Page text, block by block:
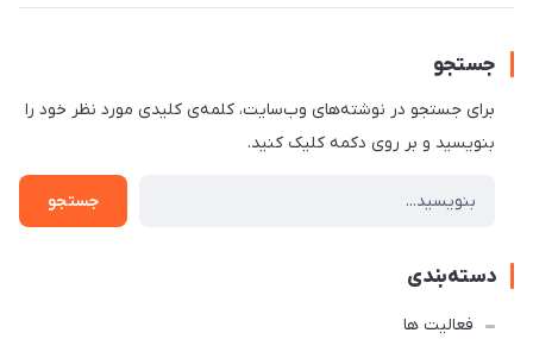
جستجو
برای جستجو در نوشته‌های وب‌سایت، کلمه‌ی کلیدی مورد نظر خود را
بنویسید و بر روی دکمه کلیک کنید.
جستجو
دسته‌بندی
فعالیت ها